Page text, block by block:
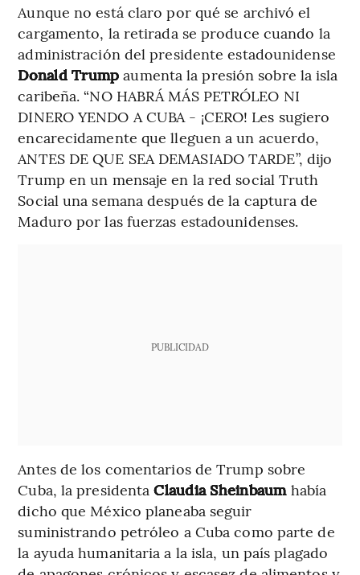
Aunque no está claro por qué se archivó el
cargamento, la retirada se produce cuando la
administración del presidente estadounidense
Donald Trump aumenta la presión sobre la isla
caribeña. “NO HABRÁ MÁS PETRÓLEO NI
DINERO YENDO A CUBA - ¡CERO! Les sugiero
encarecidamente que lleguen a un acuerdo,
ANTES DE QUE SEA DEMASIADO TARDE”, dijo
Trump en un mensaje en la red social Truth
Social una semana después de la captura de
Maduro por las fuerzas estadounidenses.
PUBLICIDAD
Antes de los comentarios de Trump sobre
Cuba, la presidentaClaudia Sheinbaumhabía
dicho que México planeaba seguir
suministrando petróleo a Cuba como parte de
la ayuda humanitaria a la isla, un país plagado